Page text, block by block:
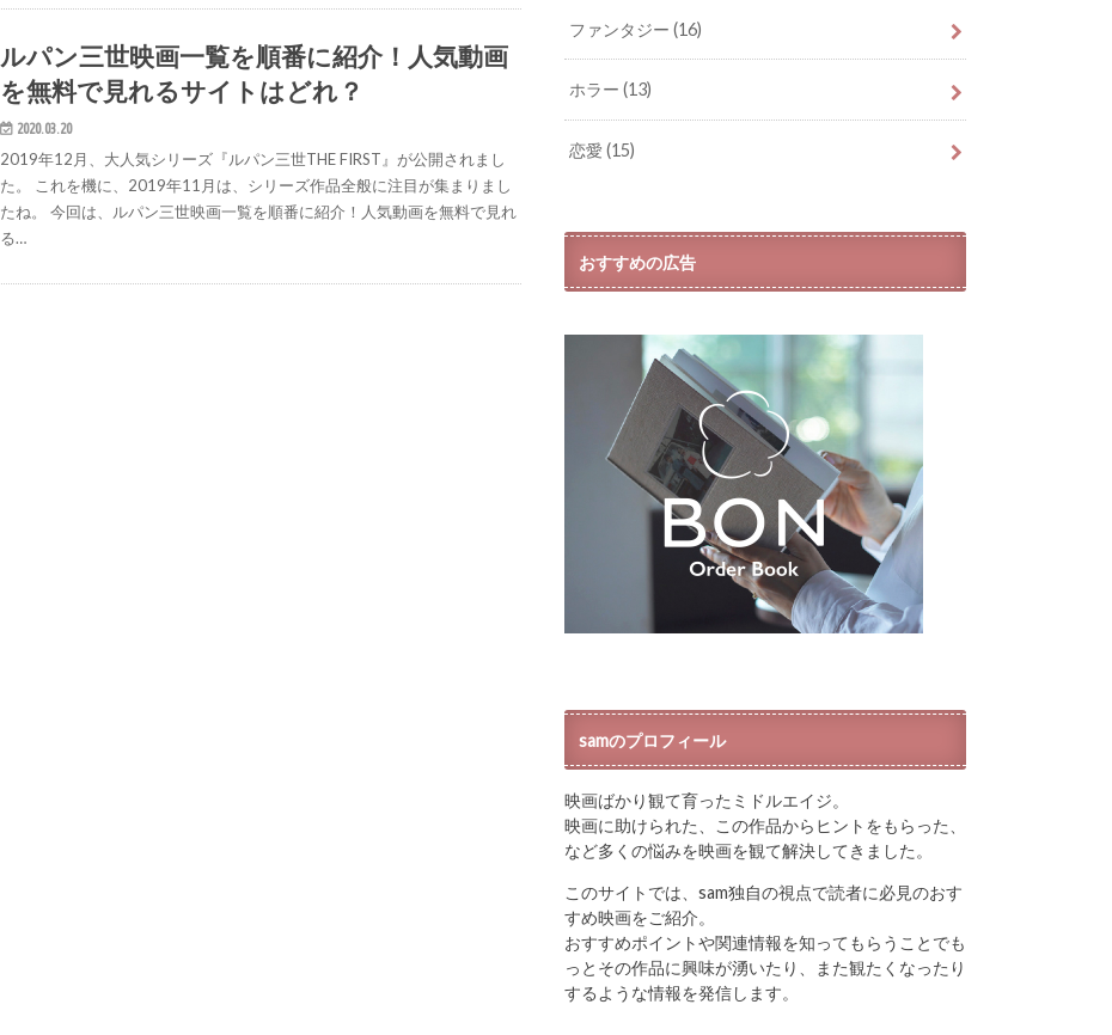
ルパン三世映画一覧を順番に紹介！人気動画
を無料で見れるサイトはどれ？
2020.03.20
2019年12月、大人気シリーズ『ルパン三世THE FIRST』が公開されまし
た。 これを機に、2019年11月は、シリーズ作品全般に注目が集まりまし
たね。 今回は、ルパン三世映画一覧を順番に紹介！人気動画を無料で見れ
る…
ファンタジー(16)
ホラー(13)
恋愛(15)
おすすめの広告
samのプロフィール
映画ばかり観て育ったミドルエイジ。
映画に助けられた、この作品からヒントをもらった、
など多くの悩みを映画を観て解決してきました。
このサイトでは、sam独自の視点で読者に必見のおす
すめ映画をご紹介。
おすすめポイントや関連情報を知ってもらうことでも
っとその作品に興味が湧いたり、また観たくなったり
するような情報を発信します。